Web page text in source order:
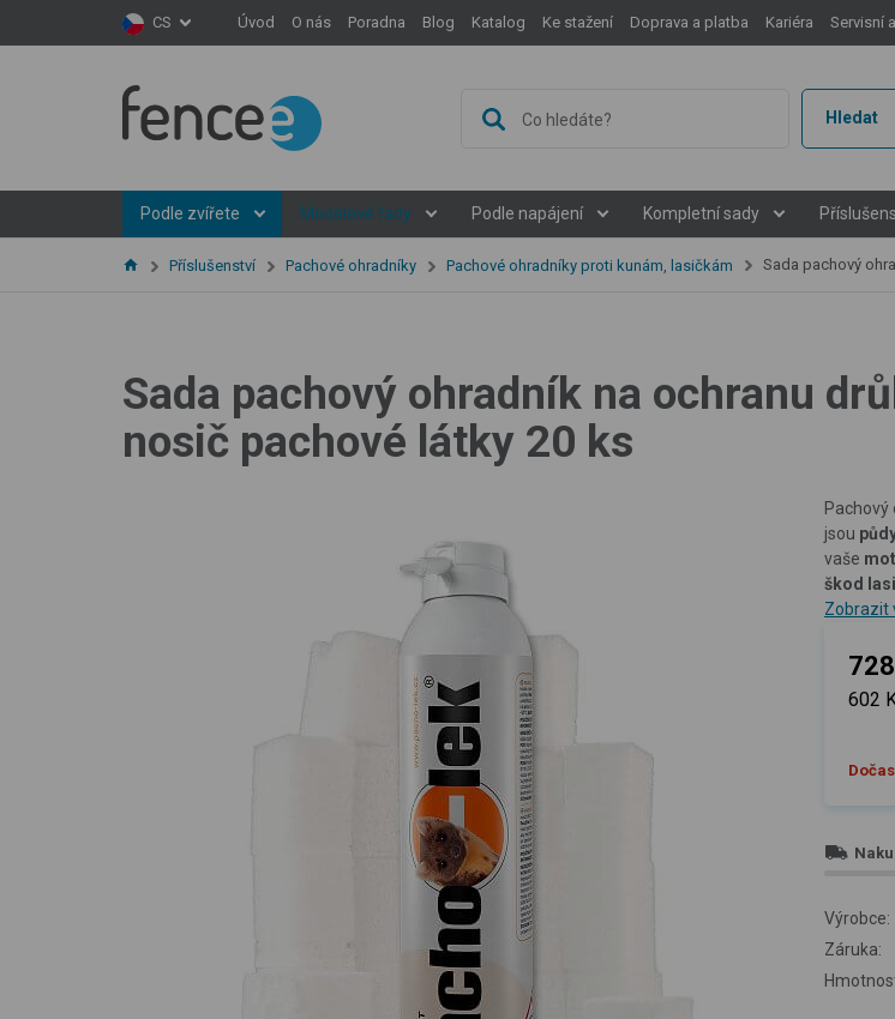
CS Úvod O nás Poradna Blog Katalog Ke stažení Doprava a platba Kariéra Servisní
Hledat
Podle zvířete Modelové řady Podle napájení Kompletní sady
Příslušenství Pachové ohradníky Pachové ohradníky proti kunám, lasičkám Sada pachový ohradník na
Sada pachový ohradník na ochranu
nosič pachové látky 20 ks
Pachový
jsou
vaše
škod
Zobrazit
602
Výrobce:
Záruka: